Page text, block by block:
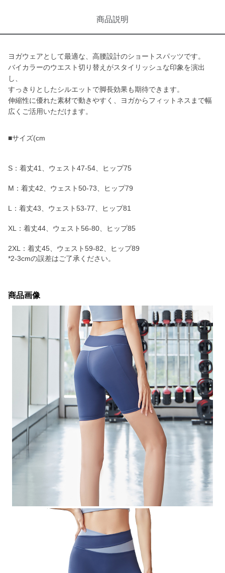
商品説明
ヨガウェアとして最適な、高腰設計のショートスパッツです。
バイカラーのウエスト切り替えがスタイリッシュな印象を演出
し、
すっきりとしたシルエットで脚長効果も期待できます。
伸縮性に優れた素材で動きやすく、ヨガからフィットネスまで幅
広くご活用いただけます。
■サイズ(cm
S：着丈41、ウェスト47-54、ヒップ75
M：着丈42、ウェスト50-73、ヒップ79
L：着丈43、ウェスト53-77、ヒップ81
XL：着丈44、ウェスト56-80、ヒップ85
2XL：着丈45、ウェスト59-82、ヒップ89
*2-3cmの誤差はご了承ください。
商品画像